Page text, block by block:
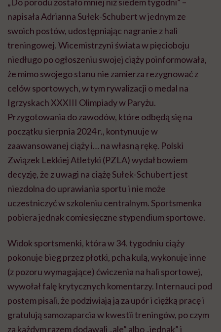
napisała Adrianna Sułek-Schubert w jednym ze
swoich postów, udostępniając nagranie z hali
treningowej. Wicemistrzyni świata w pięcioboju
niedługo po ogłoszeniu swojej ciąży poinformowała,
że mimo swojego stanu nie zamierza rezygnować z
celów sportowych, w tym rywalizacji o medal na
Igrzyskach XXXIII Olimpiady w Paryżu.
Przygotowania do zawodów, które odbędą się na
początku sierpnia 2024 r., kontynuuje w
zaawansowanej ciąży i… na własną rękę. Polski
Związek Lekkiej Atletyki (PZLA) wydał bowiem
decyzję, że z uwagi na ciążę Sułek-Schubert jest
niezdolna do uprawiania sportu i nie może
uczestniczyć w szkoleniu centralnym. Sportsmenka
pobiera jednak comiesięczne stypendium sportowe.
Widok sportsmenki, która w 34. tygodniu ciąży
pokonuje bieg przez płotki, pcha kulą, wykonuje inne
(z pozoru wymagające) ćwiczenia na hali sportowej,
wywołał falę krytycznych komentarzy. Internauci pod
postem pisali, że podziwiają ją za upór i ciężką pracę i
gratulują samozaparcia w kwestii treningów, po czym
za każdym razem dodawali „ale” albo „jednak” i